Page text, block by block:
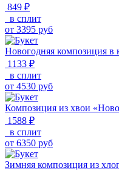
849 ₽
в сплит
от 3395 руб
Новогодняя композиция в
1133 ₽
в сплит
от 4530 руб
Композиция из хвои
1588 ₽
в сплит
от 6350 руб
Зимняя композиция из